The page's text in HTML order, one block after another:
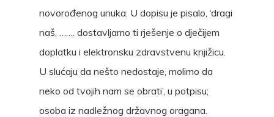
novorođenog unuka. U dopisu je pisalo, ‘dragi
naš, ……. dostavljamo ti rješenje o dječijem
doplatku i elektronsku zdravstvenu knjižicu.
U slućaju da nešto nedostaje, molimo da
neko od tvojih nam se obrati’, u potpisu;
osoba iz nadležnog državnog oragana.